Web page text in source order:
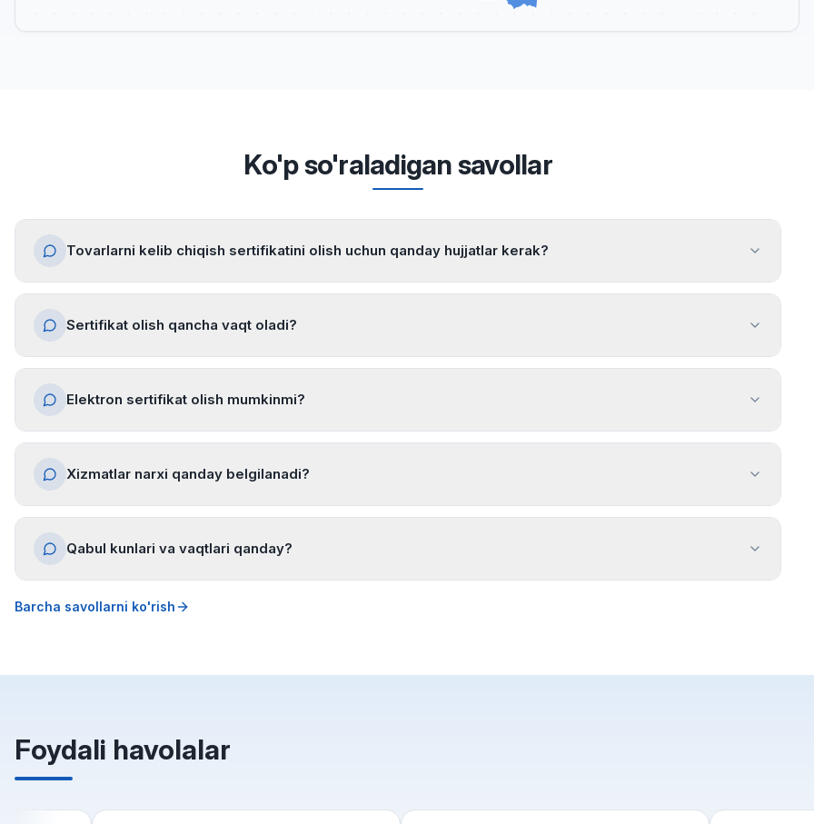
Ko'p so'raladigan savollar
Tovarlarni kelib chiqish sertifikatini olish uchun qanday hujjatlar kerak?
Sertifikat olish qancha vaqt oladi?
Elektron sertifikat olish mumkinmi?
Xizmatlar narxi qanday belgilanadi?
Qabul kunlari va vaqtlari qanday?
Barcha savollarni ko'rish
Foydali havolalar